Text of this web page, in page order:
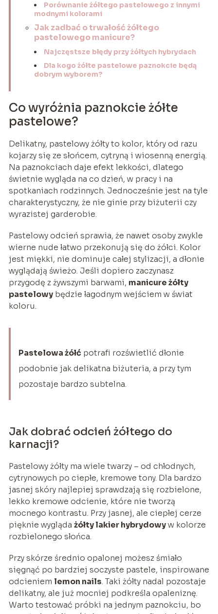
Porównanie żółtego pastelowego z innymi
modnymi kolorami
Jak zadbać o trwałość żółtego
pastelowego manicure?
Najczęstsze błędy przy żółtych hybrydach
Dla kogo żółte pastelowe paznokcie będą
dobrym wyborem?
Co wyróżnia paznokcie żółte
pastelowe?
Delikatny, pastelowy żółty to kolor, który od razu
kojarzy się ze słońcem, cytryną i wiosenną energią.
Na paznokciach daje efekt lekkości, dlatego
świetnie wygląda na co dzień, w pracy i na
spotkaniach rodzinnych. Jednocześnie jest na tyle
charakterystyczny, że nie ginie przy biżuterii czy
wyrazistej garderobie.
Pastelowy odcień sprawia, że nawet osoby zwykle
wierne nude łatwo przekonują się do żółci. Kolor
jest miękki, nie dominuje całej stylizacji, a dłonie
wyglądają świeżo. Jeśli dopiero zaczynasz
przygodę z żywszymi barwami, manicure żółty
pastelowybędzie łagodnym wejściem w świat
koloru.
Pastelowa żółćpotrafi rozświetlić dłonie
podobnie jak delikatna biżuteria, a przy tym
pozostaje bardzo subtelna.
Jak dobrać odcień żółtego do
karnacji?
Pastelowy żółty ma wiele twarzy – od chłodnych,
cytrynowych po ciepłe, kremowe tony. Dla bardzo
jasnej skóry najlepiej sprawdzają się rozbielone,
lekko kremowe odcienie, które nie tworzą
mocnego kontrastu. Przy jasnej, ale ciepłej cerze
pięknie wygląda żółty lakier hybrydowyw kolorze
rozbielonego słońca.
Przy skórze średnio opalonej możesz śmiało
sięgnąć po bardziej soczyste pastele, inspirowane
odcieniem lemon nails. Taki żółty nadal pozostaje
delikatny, ale już mocniej podkreśla opaleniznę.
Warto testować próbki na jednym paznokciu, bo